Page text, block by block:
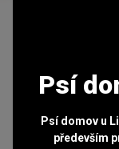
Psí
Psí domov u
především